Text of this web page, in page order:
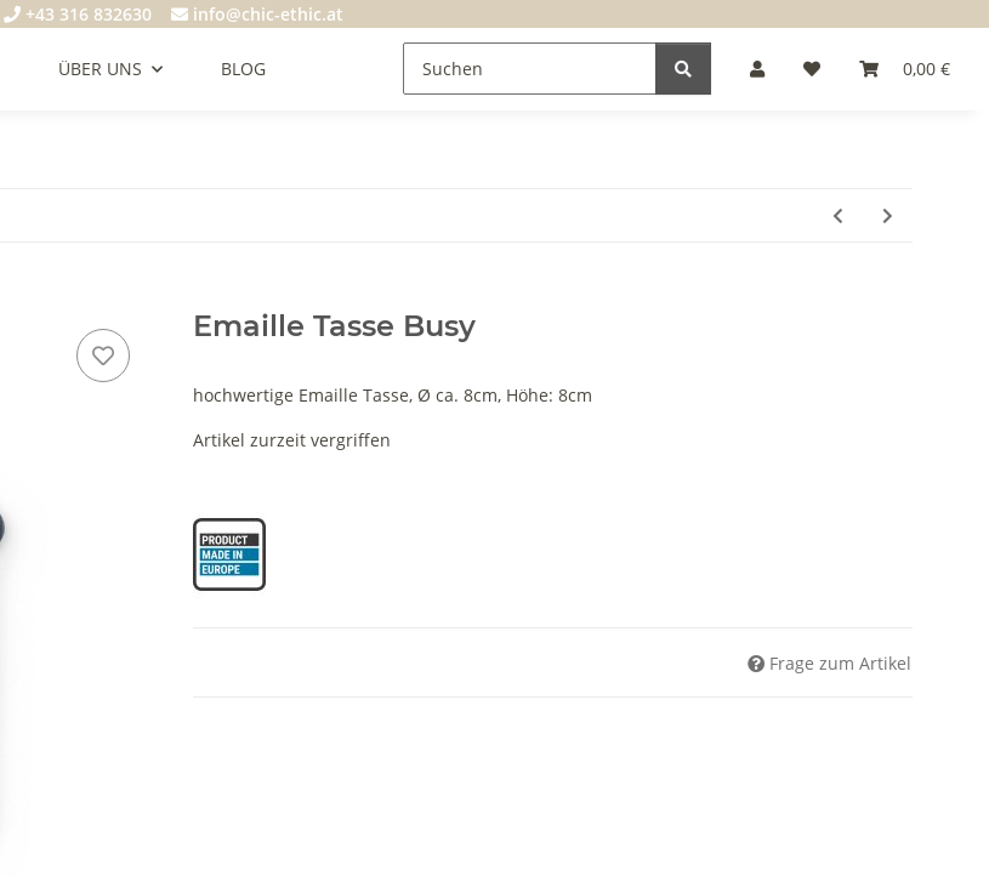
+43 316 832630 info@chic-ethic.at
0,00 €
ÜBER UNS BLOG
Emaille Tasse Busy
hochwertige Emaille Tasse, Ø ca. 8cm, Höhe: 8cm
Artikel zurzeit vergriffen
Frage zum Artikel